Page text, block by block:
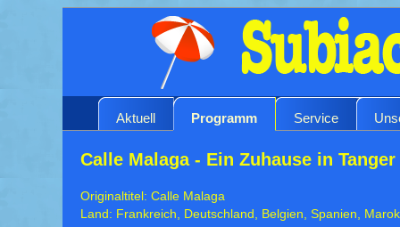
Aktuell Programm Service
Calle Malaga - Ein Zuhause in Tanger
Originaltitel: Calle Malaga
Land: Frankreich, Deutschland, Belgien, Spanien,